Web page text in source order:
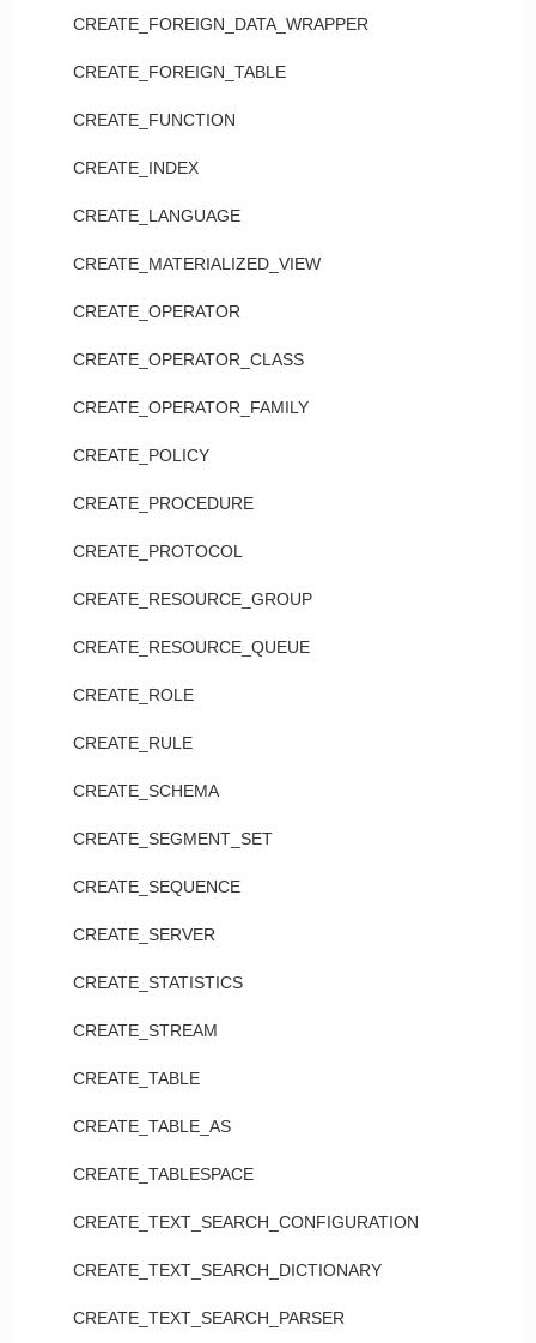
CREATE_FOREIGN_DATA_WRAPPER
CREATE_FOREIGN_TABLE
CREATE_FUNCTION
CREATE_INDEX
CREATE_LANGUAGE
CREATE_MATERIALIZED_VIEW
CREATE_OPERATOR
CREATE_OPERATOR_CLASS
CREATE_OPERATOR_FAMILY
CREATE_POLICY
CREATE_PROCEDURE
CREATE_PROTOCOL
CREATE_RESOURCE_GROUP
CREATE_RESOURCE_QUEUE
CREATE_ROLE
CREATE_RULE
CREATE_SCHEMA
CREATE_SEGMENT_SET
CREATE_SEQUENCE
CREATE_SERVER
CREATE_STATISTICS
CREATE_STREAM
CREATE_TABLE
CREATE_TABLE_AS
CREATE_TABLESPACE
CREATE_TEXT_SEARCH_CONFIGURATION
CREATE_TEXT_SEARCH_DICTIONARY
CREATE_TEXT_SEARCH_PARSER